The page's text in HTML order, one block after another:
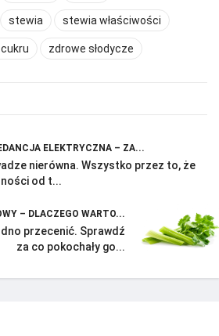
stewia stewia właściwości
zdrowe słodycze
ELEKTRYCZNA – ZA...
nierówna. Wszystko przez to, że
od t...
– DLACZEGO WARTO...
przecenić. Sprawdź
za co pokochały go...